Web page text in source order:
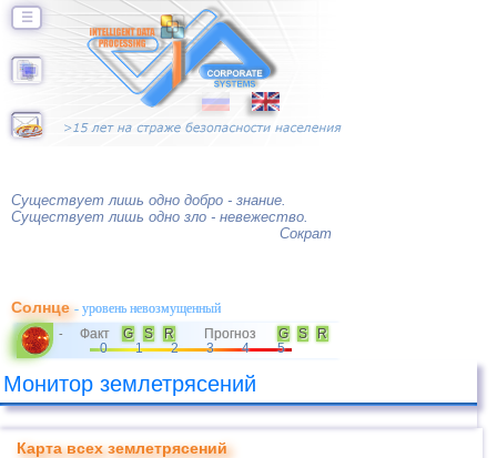
☰
Существует лишь одно добро - знание.
Существует лишь одно зло - невежество.
Сократ
Солнце- уровень невозмущенный
- Факт G S R Прогноз G S
R
0
1 2 3 4 5
Монитор землетрясений
Карта всех землетрясений